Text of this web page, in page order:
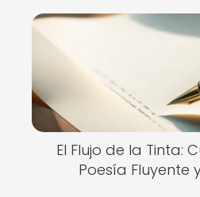
El Flujo de la Tinta:
Poesía Fluyente